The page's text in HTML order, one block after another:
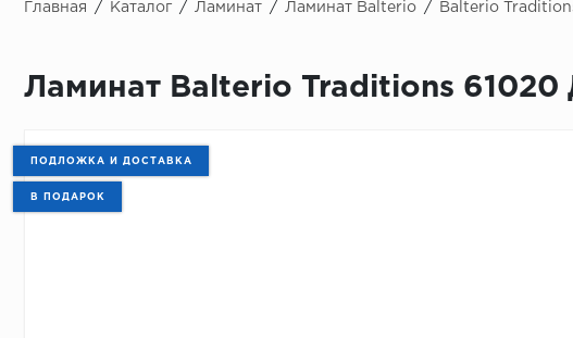
Главная / Каталог / Ламинат / Ламинат Balterio / Balterio
Ламинат Balterio Traditions 61020
ПОДЛОЖКА И ДОСТАВКА
В ПОДАРОК